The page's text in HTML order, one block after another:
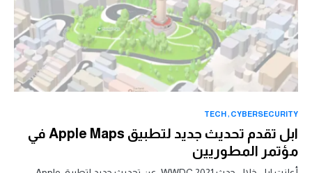
CYBERSECURITY
TECH
ابل تقدم تحديث جديد لتطبيق Apple Maps في
مؤتمر المطوريين